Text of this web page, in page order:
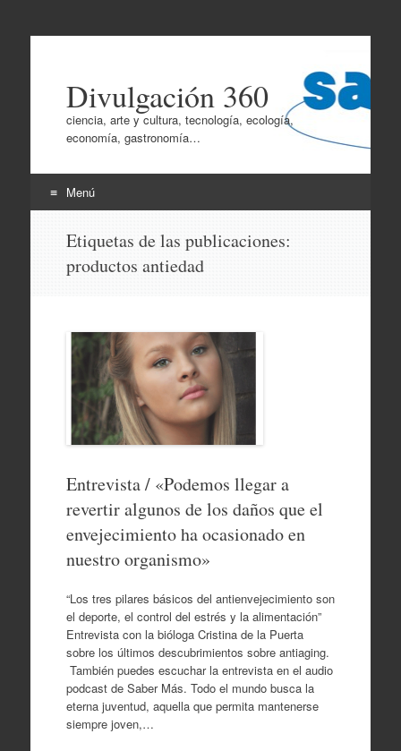
Divulgación 360
ciencia, arte y cultura, tecnología, ecología,
economía, gastronomía…
Menú
contenido
Etiquetas de las publicaciones:
productos antiedad
Entrevista / «Podemos llegar a
revertir algunos de los daños que el
envejecimiento ha ocasionado en
nuestro organismo»
“Los tres pilares básicos del antienvejecimiento son
el deporte, el control del estrés y la alimentación”
Entrevista con la bióloga Cristina de la Puerta
sobre los últimos descubrimientos sobre antiaging.
También puedes escuchar la entrevista en el audio
podcast de Saber Más. Todo el mundo busca la
eterna juventud, aquella que permita mantenerse
siempre joven,…